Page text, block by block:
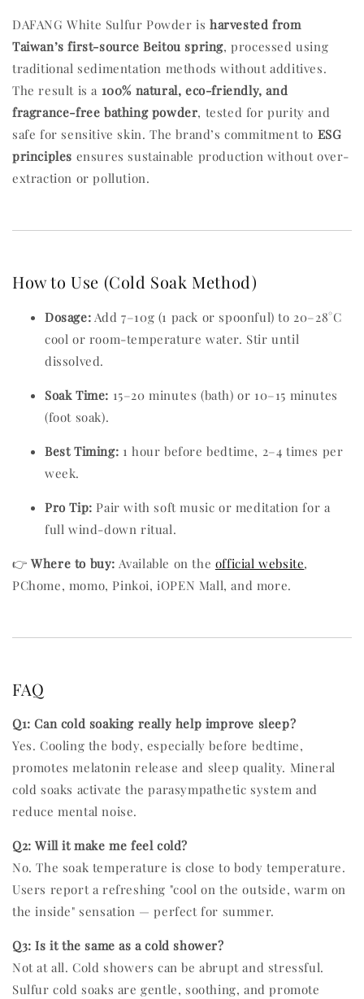
DAFANG White Sulfur Powder is harvested from
Taiwan’s first-source Beitou spring, processed using
traditional sedimentation methods without additives.
The result is a 100% natural, eco-friendly, and
fragrance-free bathing powder, tested for purity and
safe for sensitive skin. The brand’s commitment to ESG
principles ensures sustainable production without over-
extraction or pollution.
How to Use (Cold Soak Method)
Dosage: Add 7–10g (1 pack or spoonful) to 20–28°C
cool or room-temperature water. Stir until
dissolved.
Soak Time: 15–20 minutes (bath) or 10–15 minutes
(foot soak).
Best Timing: 1 hour before bedtime, 2–4 times per
week.
Pro Tip: Pair with soft music or meditation for a
full wind-down ritual.
👉Where to buy: Available on the official website,
PChome, momo, Pinkoi, iOPEN Mall, and more.
FAQ
Q1: Can cold soaking really help improve sleep?
Yes. Cooling the body, especially before bedtime,
promotes melatonin release and sleep quality. Mineral
cold soaks activate the parasympathetic system and
reduce mental noise.
Q2: Will it make me feel cold?
No. The soak temperature is close to body temperature.
Users report a refreshing "cool on the outside, warm on
the inside" sensation — perfect for summer.
Q3: Is it the same as a cold shower?
Not at all. Cold showers can be abrupt and stressful.
Sulfur cold soaks are gentle, soothing, and promote